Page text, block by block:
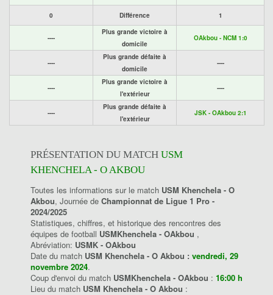
0 Différence 1
----
Plus grande victoire à
domicile
OAkbou - NCM 1:0
----
Plus grande défaite à
domicile
----
----
Plus grande victoire à
l'extérieur
----
----
Plus grande défaite à
l'extérieur
JSK - OAkbou 2:1
PRÉSENTATION DU MATCH USM
KHENCHELA - O AKBOU
Toutes les informations sur le match USM Khenchela - O
Akbou, Journée de Championnat de Ligue 1 Pro -
2024/2025
Statistiques, chiffres, et historique des rencontres des
équipes de football USMKhenchela - OAkbou ,
Abréviation: USMK - OAkbou
Date du match USM Khenchela - O Akbou : vendredi, 29
novembre 2024.
Coup d'envoi du match USMKhenchela - OAkbou : 16:00 h
Lieu du match USM Khenchela - O Akbou :